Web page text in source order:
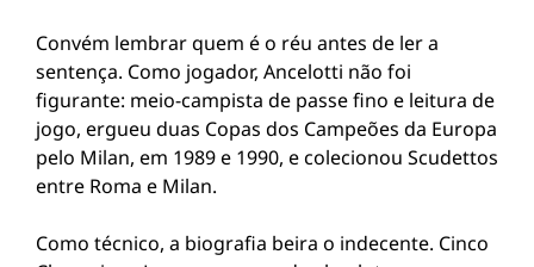
Convém lembrar quem é o réu antes de ler a
sentença. Como jogador, Ancelotti não foi
figurante: meio-campista de passe fino e leitura de
jogo, ergueu duas Copas dos Campeões da Europa
pelo Milan, em 1989 e 1990, e colecionou Scudettos
entre Roma e Milan.
Como técnico, a biografia beira o indecente. Cinco